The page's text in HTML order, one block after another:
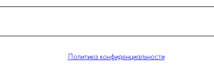
Политика конфиденциальности